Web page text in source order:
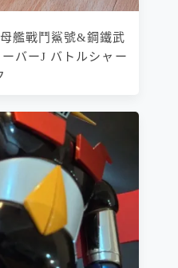
艦戰鬥鯊號&鋼鐵武
バーJ バトルシャー